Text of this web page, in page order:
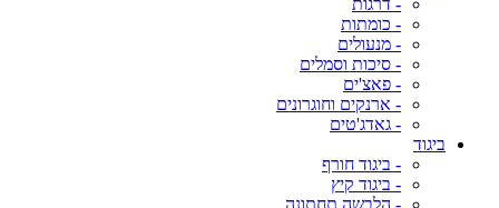
- דרגות
- כומתות
- מנעולים
- סיכות וסמלים
- פאצ'ים
- ארנקים וחוגרונים
- גאדג'טים
ביגוד
- ביגוד חורף
- ביגוד קיץ
- הלבשה תחתונה